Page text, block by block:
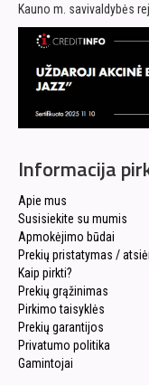
Kauno m. savivaldybės
Informacija
Apie mus
Susisiekite su mumis
Apmokėjimo būdai
Prekių pristatymas /
Kaip pirkti?
Prekių grąžinimas
Pirkimo taisyklės
Prekių garantijos
Privatumo politika
Gamintojai